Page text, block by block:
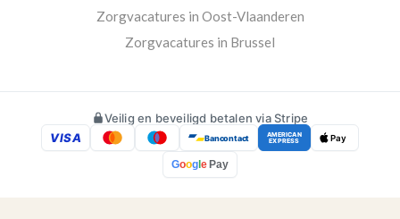
Zorgvacatures in Oost-Vlaanderen
Zorgvacatures in Brussel
Veilig en beveiligd betalen via Stripe
VISA
Bancontact AMERICAN
EXPRESS Pay
Googl e Pay